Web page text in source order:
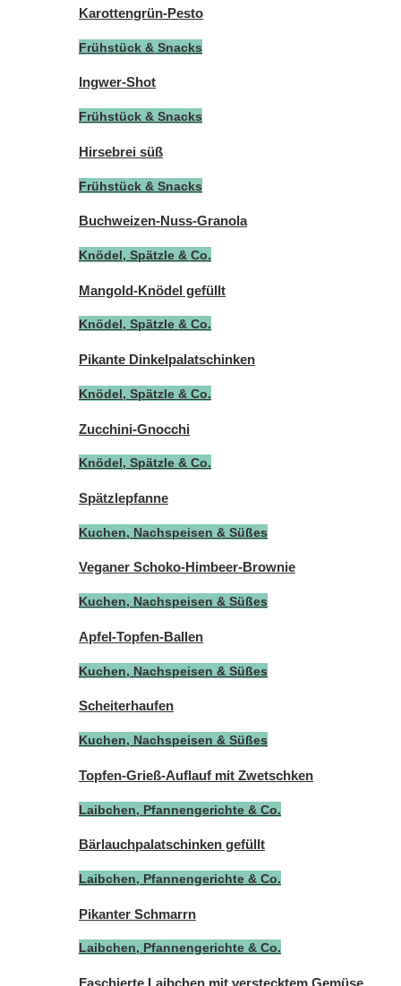
Karottengrün-Pesto
Frühstück & Snacks
Ingwer-Shot
Frühstück & Snacks
Hirsebrei süß
Frühstück & Snacks
Buchweizen-Nuss-Granola
Knödel, Spätzle & Co.
Mangold-Knödel gefüllt
Knödel, Spätzle & Co.
Pikante Dinkelpalatschinken
Knödel, Spätzle & Co.
Zucchini-Gnocchi
Knödel, Spätzle & Co.
Spätzlepfanne
Kuchen, Nachspeisen & Süßes
Veganer Schoko-Himbeer-Brownie
Kuchen, Nachspeisen & Süßes
Apfel-Topfen-Ballen
Kuchen, Nachspeisen & Süßes
Scheiterhaufen
Kuchen, Nachspeisen & Süßes
Topfen-Grieß-Auflauf mit Zwetschken
Laibchen, Pfannengerichte & Co.
Bärlauchpalatschinken gefüllt
Laibchen, Pfannengerichte & Co.
Pikanter Schmarrn
Laibchen, Pfannengerichte & Co.
Faschierte Laibchen mit verstecktem Gemüse